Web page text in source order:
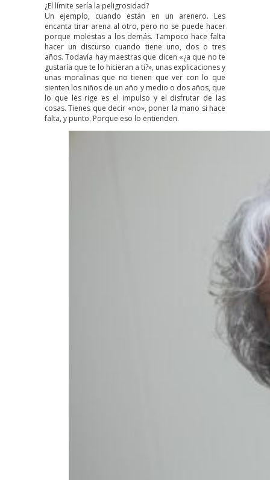
¿El límite sería la peligrosidad?
Un ejemplo, cuando están en un arenero. Les
encanta tirar arena al otro, pero no se puede hacer
porque molestas a los demás. Tampoco hace falta
hacer un discurso cuando tiene uno, dos o tres
años. Todavía hay maestras que dicen «¿a que no te
gustaría que te lo hicieran a ti?», unas explicaciones y
unas moralinas que no tienen que ver con lo que
sienten los niños de un año y medio o dos años, que
lo que les rige es el impulso y el disfrutar de las
cosas. Tienes que decir «no», poner la mano si hace
falta, y punto. Porque eso lo entienden.